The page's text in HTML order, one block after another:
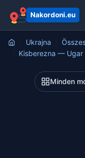
Nakordoni.eu
Ukrajna
Kisberezna — Ugar
Minden